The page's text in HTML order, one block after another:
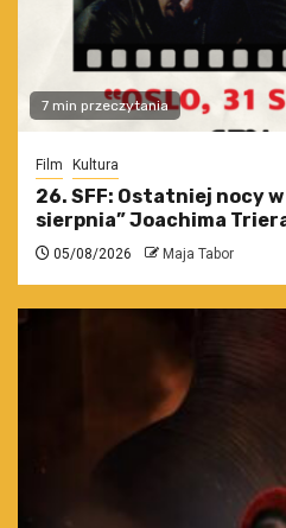
7 min przeczytania
Film Kultura
26. SFF: Ostatniej nocy w
sierpnia” Joachima
05/08/2026 Maja Tabor